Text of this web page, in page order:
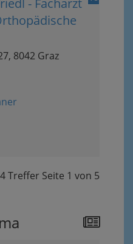
- Facharzt
8042 Graz
Treffer Seite 1 von 5